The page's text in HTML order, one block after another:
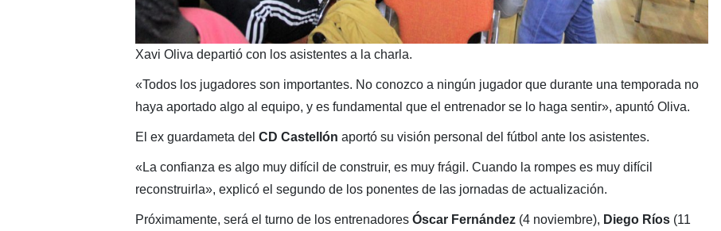
Xavi Oliva departió con los asistentes a la charla.
«Todos los jugadores son importantes. No conozco a ningún jugador que durante una temporada no
haya aportado algo al equipo, y es fundamental que el entrenador se lo haga sentir», apuntó Oliva.
El ex guardameta del CD Castellón aportó su visión personal del fútbol ante los asistentes.
«La confianza es algo muy difícil de construir, es muy frágil. Cuando la rompes es muy difícil
reconstruirla», explicó el segundo de los ponentes de las jornadas de actualización.
Próximamente, será el turno de los entrenadores Óscar Fernández(4 noviembre), Diego Ríos(11